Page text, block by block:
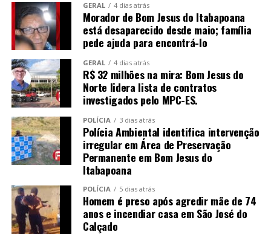
GERAL 4 dias atrás
Morador de Bom Jesus do Itabapoana
está desaparecido desde maio; família
pede ajuda para encontrá-lo
GERAL 4 dias atrás
R$ 32 milhões na mira: Bom Jesus do
Norte lidera lista de contratos
investigados pelo MPC-ES.
POLÍCIA 3 dias atrás
Polícia Ambiental identifica intervenção
irregular em Área de Preservação
Permanente em Bom Jesus do
Itabapoana
POLÍCIA 5 dias atrás
Homem é preso após agredir mãe de 74
anos e incendiar casa em São José do
Calçado